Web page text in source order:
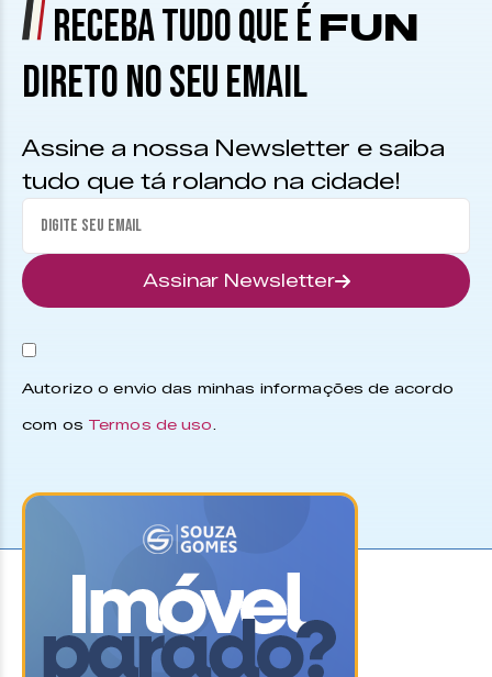
RECEBA TUDO QUE É FUN
DIRETO NO SEU EMAIL
Assine a nossa Newsletter e saiba
tudo que tá rolando na cidade!
Assinar Newsletter
Autorizo o envio das minhas informações de acordo
com os Termos de uso.